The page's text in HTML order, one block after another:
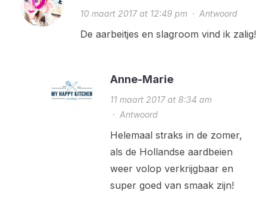
10 maart 2017 at 12:49 pm· Antwoord
De aarbeitjes en slagroom vind ik zalig!
Anne-Marie
11 maart 2017 at 8:34 am
· Antwoord
Helemaal straks in de zomer,
als de Hollandse aardbeien
weer volop verkrijgbaar en
super goed van smaak zijn!